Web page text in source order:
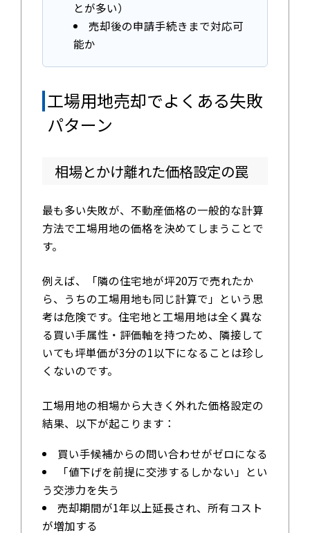
とが多い）
売却後の申請手続きまで対応可
能か
工場用地売却でよくある失敗
パターン
相場とかけ離れた価格設定の罠
最も多い失敗が、不動産価格の一般的な計算
方法で工場用地の価格を決めてしまうことで
す。
例えば、「隣の住宅地が坪20万で売れたか
ら、うちの工場用地も同じ計算で」という思
考は危険です。住宅地と工場用地は全く異な
る買い手属性・評価軸を持つため、隣接して
いても坪単価が3分の1以下になることは珍し
くないのです。
工場用地の相場から大きく外れた価格設定の
結果、以下が起こります：
買い手候補からの問い合わせがゼロになる
「値下げを前提に交渉するしかない」とい
う交渉力を失う
売却期間が1年以上延長され、所有コスト
が増加する